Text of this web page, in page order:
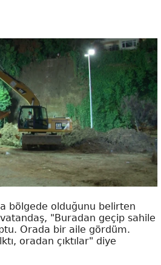
bölgede olduğunu belirten
"Buradan geçip sahile
Orada bir aile gördüm.
oradan çıktılar" diye